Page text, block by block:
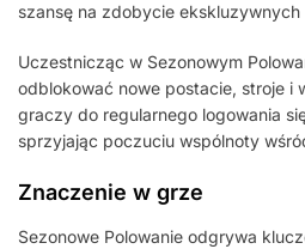
szansę na zdobycie ekskluzywnych
Uczestnicząc w Sezonowym
odblokować nowe postacie, stroje i
graczy do regularnego logowania
sprzyjając poczuciu wspólnoty
Znaczenie w grze
Sezonowe Polowanie odgrywa